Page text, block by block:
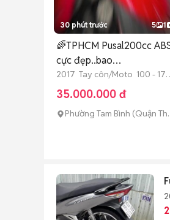
30 phút trước 5 1
🌈TPHCM Pusal200cc
cực đẹp..bao
mạnh..BSTPHCM🥰
2017 Tay côn/Moto 100 - 175
cc Đã sử dụng
35.000.000 đ
Phường Tam Bình (Quận